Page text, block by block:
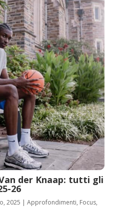
der Knaap: tutti gli
26
2025 | Approfondimenti, Focus,